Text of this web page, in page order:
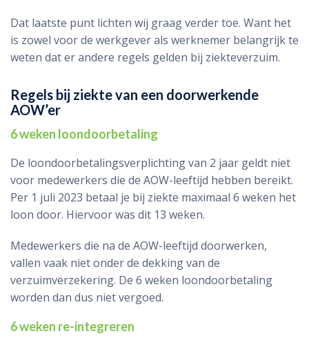
Dat laatste punt lichten wij graag verder toe. Want het
is zowel voor de werkgever als werknemer belangrijk te
weten dat er andere regels gelden bij ziekteverzuim.
Regels bij ziekte van een doorwerkende
AOW’er
6 weken loondoorbetaling
De loondoorbetalingsverplichting van 2 jaar geldt niet
voor medewerkers die de AOW-leeftijd hebben bereikt.
Per 1 juli 2023 betaal je bij ziekte maximaal 6 weken het
loon door. Hiervoor was dit 13 weken.
Medewerkers die na de AOW-leeftijd doorwerken,
vallen vaak niet onder de dekking van de
verzuimverzekering. De 6 weken loondoorbetaling
worden dan dus niet vergoed.
6 weken re-integreren